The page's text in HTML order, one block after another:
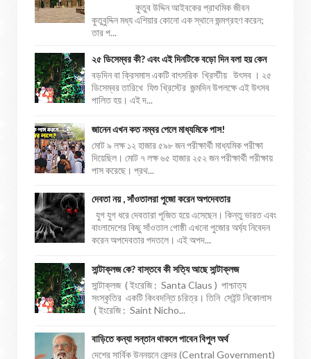
কুতুব উদ্দিন আইবকের প্রাথমিক জীবন
কুতুবুদ্দিন মধ্য এশিয়ার কোনো এক স্থানে জন্মগ্রহণ করেন;
তার প...
২৫ ডিসেম্বর কী? এবং এই দিনটিকে বড়ো দিন বলা হয় কেন
বড়দিন বা ক্রিসমাস একটি বাৎসরিক খ্রিস্টীয় উৎসব । ২৫
ডিসেম্বর তারিখে যিশু খ্রিস্টের জন্মদিন উপলক্ষে এই উৎসব
পালিত হয়। এই দ...
জানেন এখন কত নম্বর পেলে মাধ্যমিকে পাস!
মোট ৯ লক্ষ ১২ হাজার ৫৯৮ জন পরীক্ষার্থী মাধ্যমিক পরীক্ষা
দিয়েছিল। মোট ৭ লক্ষ ৬৫ হাজার ২৫২ জন পরীক্ষার্থী পরীক্ষায়
পাস করেছে। প্রথ...
দেবতা নয় , সাঁওতালরা পুজো করেন অপদেবতার
যুগ যুগ ধরে দেবতারা পূজিত হয়ে এসেছেন। কিন্তু ভারত এবং
বাংলাদেশের কিছু সাঁওতাল গোষ্ঠী এখনো পুজোর অর্ঘ্য নিবেদন
করেন অপদেবতার পদতলে। এই অপদ...
সান্টাক্লজ কে? বাস্তবে কী সত্যি আছে সান্টাক্লজ
সান্টাক্লজ ( ইংরেজি : Santa Claus ) পাশ্চাত্য
সংস্কৃতির একটি কিংবদন্তি চরিত্র। তিনি সেইন্ট নিকোলাস
( ইংরেজি : Saint Nicho...
বাড়িতে কন্যা সন্তান থাকলে পাবেন বিপুল অর্থ
দেশের সার্বিক উন্নয়নে কেন্দ্র (Central Government)